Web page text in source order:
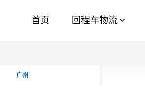
首页 回程车物流
广州